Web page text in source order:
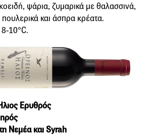
ψάρια, ζυμαρικά με θαλασσινά,
και άσπρα κρέατα.
8-10°C.
Ερυθρός
Νεμέα και Syrah